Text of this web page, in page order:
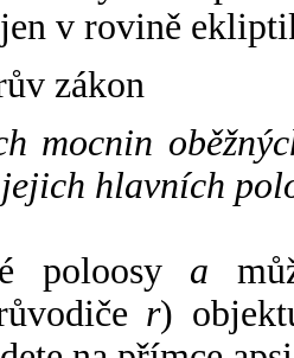
v rovině
zákon
mocnin
hlavních
poloosy a
r)